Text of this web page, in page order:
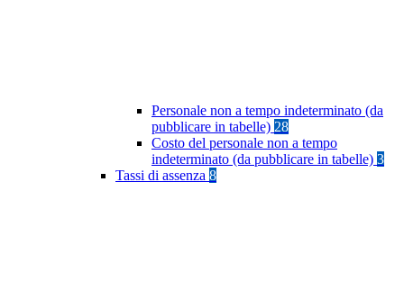
Personale non a tempo indeterminato (da
pubblicare in tabelle) 28
Costo del personale non a tempo
indeterminato (da pubblicare in tabelle) 3
Tassi di assenza 8